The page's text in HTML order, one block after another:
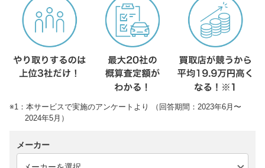
※1：本サービスで実施のアンケートより （回答期間：2023年6月〜
2024年5月）
メーカー